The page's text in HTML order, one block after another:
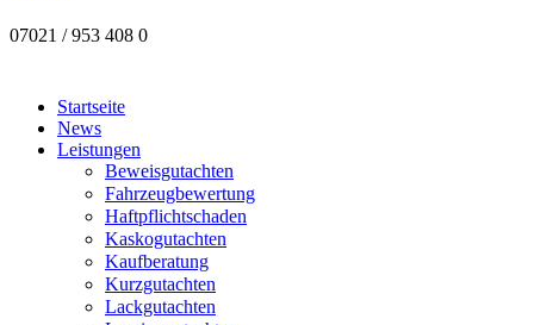
07021 / 953 408 0
Startseite
News
Leistungen
Beweisgutachten
Fahrzeugbewertung
Haftpflichtschaden
Kaskogutachten
Kaufberatung
Kurzgutachten
Lackgutachten